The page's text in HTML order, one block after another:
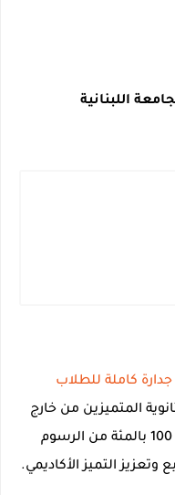
اللبنانية
كاملة للطلاب
المتميزين من خارج
لبنان كل عام. تغطي المنح الدراسية 100 بالمئة من الرسوم
التميز الأكاديمي.